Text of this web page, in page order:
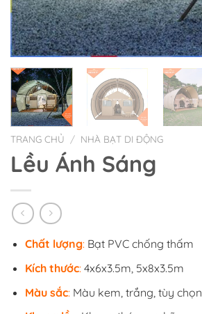
TRANG CHỦ / NHÀ BẠT DI ĐỘNG
Lều Ánh Sáng
Chất lượng: Bạt PVC chống thấm
Kích thước: 4x6x3.5m, 5x8x3.5m
Màu sắc: Màu kem, trắng, tùy chọn